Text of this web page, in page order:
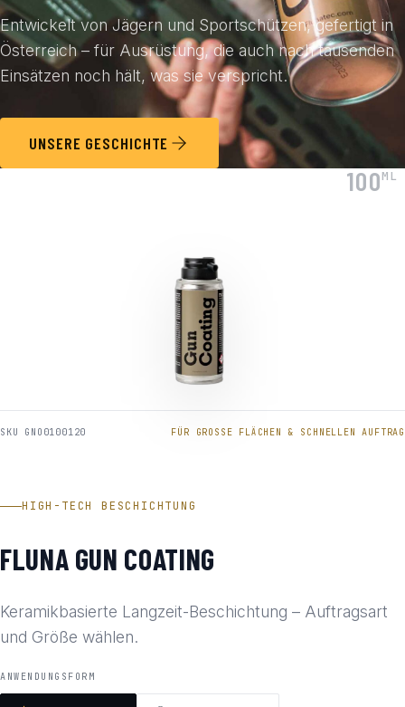
Entwickelt von Jägern und Sportschützen, gefertigt in
Österreich – für Ausrüstung, die auch nach tausenden
Einsätzen noch hält, was sie verspricht.
UNSERE GESCHICHTE
100ML
SKU GNO0100120 FÜR GROSSE FLÄCHEN & SCHNELLEN AUFTRAG
HIGH-TECH BESCHICHTUNG
FLUNA GUN COATING
Keramikbasierte Langzeit-Beschichtung – Auftragsart
und Größe wählen.
ANWENDUNGSFORM